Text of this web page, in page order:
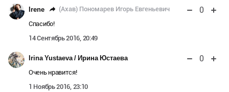
Irene (Ахав) Пономарев Игорь Евгеньевич 0
Спасибо!
14 Сентябрь 2016, 20:49
Irina Yustaeva / Ирина Юстаева 0
Очень нравится!
1 Ноябрь 2016, 23:10